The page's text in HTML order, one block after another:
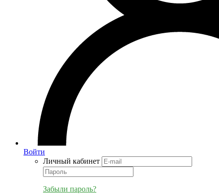
Войти
Личный кабинет
Забыли пароль?